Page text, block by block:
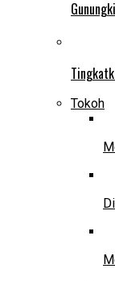
Tokoh